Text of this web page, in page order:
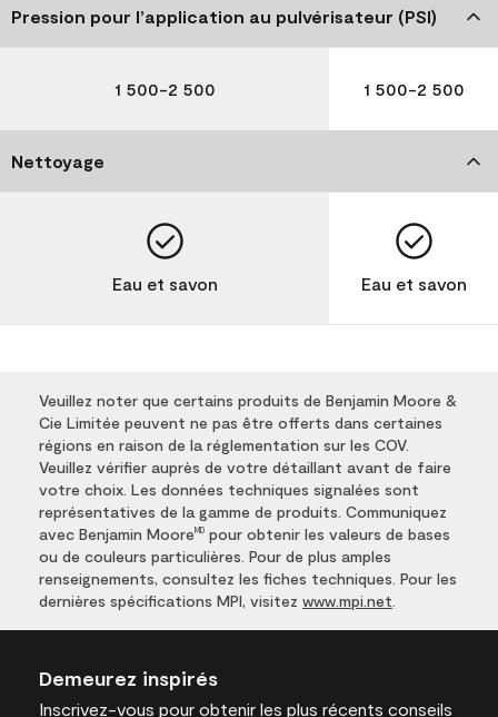
Pression pour l’application au pulvérisateur (PSI)
1 500-2 500 1 500-2 500
Nettoyage
Eau et savon Eau et savon
Veuillez noter que certains produits de Benjamin Moore &
Cie Limitée peuvent ne pas être offerts dans certaines
régions en raison de la réglementation sur les COV.
Veuillez vérifier auprès de votre détaillant avant de faire
votre choix. Les données techniques signalées sont
représentatives de la gamme de produits. Communiquez
avec Benjamin Moore MD pour obtenir les valeurs de bases
ou de couleurs particulières. Pour de plus amples
renseignements, consultez les fiches techniques. Pour les
dernières spécifications MPI, visitez www.mpi.net
Demeurez inspirés
Inscrivez-vous pour obtenir les plus récents conseils